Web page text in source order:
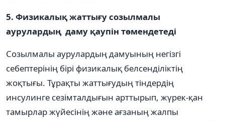
5. Физикалық жаттығу созылмалы
аурулардың даму қаупін төмендетеді
Созылмалы аурулардың дамуының негізгі
себептерінің бірі физикалық белсенділіктің
жоқтығы. Тұрақты жаттығудың тіндердің
инсулинге сезімталдығын арттырып, жүрек-қан
тамырлар жүйесінің және ағзаның жалпы